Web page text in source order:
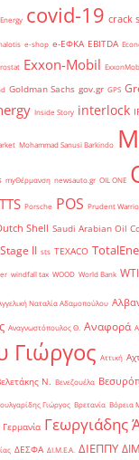
covid-19 crack
e-shop e-ΕΦΚΑ EBITDA
Exxon-Mobil
Goldman Sachs gov.gr GPS
Inside Story interlock
Mohammad Sanusi Barkindo
myΘέρμανση newsauto.gr OIL ONE
Porsche POS Prudent
Shell Saudi Arabian Oil
Stage II sts TEXACO
windfall tax WOOD World Bank WTI
Ναταλία Αδαμοπούλου
Αναγνωστόπουλος Θ. Αναφορά
Γιώργος Αττική
Ν. Βενεζουέλα
Γιώργος Βρετανία Βόρεια
Γερμανία Γεωργιάδης
ΔΕΣΦΑ ΔΙ.Μ.Ε.Α. ΔΙΕΠΠΥ